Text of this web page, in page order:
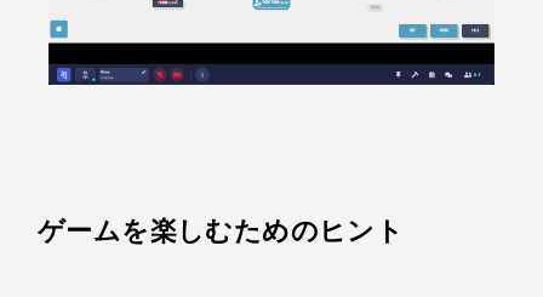
ゲームを楽しむためのヒント